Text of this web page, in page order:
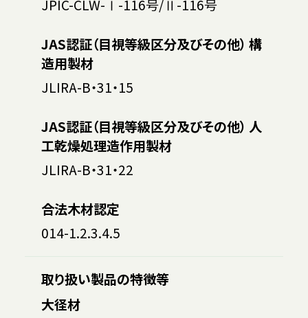
JPIC-CLW-Ⅰ-116号/Ⅱ-116号
JAS認証（目視等級区分及びその他） 構
造用製材
JLIRA-B・31・15
JAS認証（目視等級区分及びその他） 人
工乾燥処理造作用製材
JLIRA-B・31・22
合法木材認定
014-1.2.3.4.5
取り扱い製品の特徴等
大径材